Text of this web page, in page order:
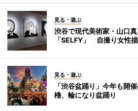
見る・遊ぶ
渋谷で現代美術家・山口
「SELFY」 自撮り女性描
見る・遊ぶ
「渋谷盆踊り」今年も開
櫓、輪になり盆踊り